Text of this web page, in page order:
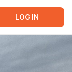
LOG IN